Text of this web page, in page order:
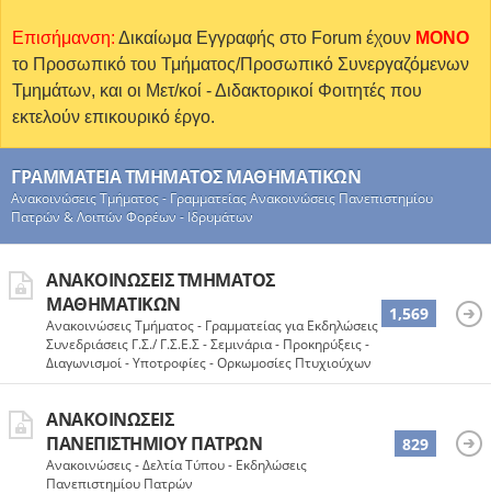
Επισήμανση: Δικαίωμα Εγγραφής στο Forum έχουν MONO
το Προσωπικό του Τμήματος/Προσωπικό Συνεργαζόμενων
Τμημάτων, και οι Μετ/κοί - Διδακτορικοί Φοιτητές που
εκτελούν επικουρικό έργο.
ΓΡΑΜΜΑΤΕΊΑ ΤΜΉΜΑΤΟΣ ΜΑΘΗΜΑΤΙΚΏΝ
Ανακοινώσεις Τμήματος - Γραμματείας Ανακοινώσεις Πανεπιστημίου
Πατρών & Λοιπών Φορέων - Ιδρυμάτων
ΑΝΑΚΟΙΝΏΣΕΙΣ ΤΜΉΜΑΤΟΣ
ΜΑΘΗΜΑΤΙΚΏΝ
Ανακοινώσεις Τμήματος - Γραμματείας για Εκδηλώσεις -
Συνεδριάσεις Γ.Σ./ Γ.Σ.Ε.Σ - Σεμινάρια - Προκηρύξεις -
Διαγωνισμοί - Υποτροφίες - Ορκωμοσίες Πτυχιούχων
1,569
ΑΝΑΚΟΙΝΏΣΕΙΣ
ΠΑΝΕΠΙΣΤΗΜΊΟΥ ΠΑΤΡΏΝ
Ανακοινώσεις - Δελτία Τύπου - Εκδηλώσεις
Πανεπιστημίου Πατρών
829